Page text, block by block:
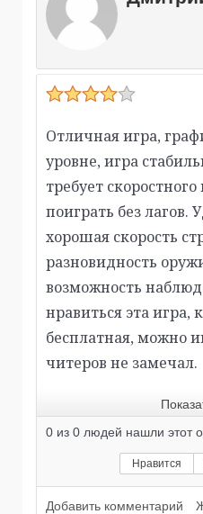
Отличная игра,
уровне, игра
требует
поиграть без лагов.
хорошая скорость
разновидность
возможность
нравиться эта игра,
бесплатная, можно
читеров не замечал.
0 из 0 людей нашли этот
Нравится
Добавить комментарий